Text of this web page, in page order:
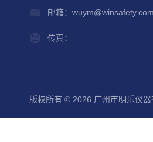
邮箱：wuym@winsafety.com
传真：
版权所有 © 2026 广州市明乐仪